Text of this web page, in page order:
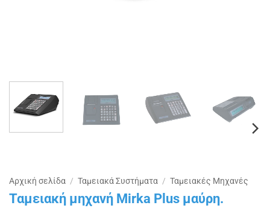
Αρχική σελίδα / Ταμειακά Συστήματα / Ταμειακές Μηχανές
Ταμειακή μηχανή Mirka Plus μαύρη.